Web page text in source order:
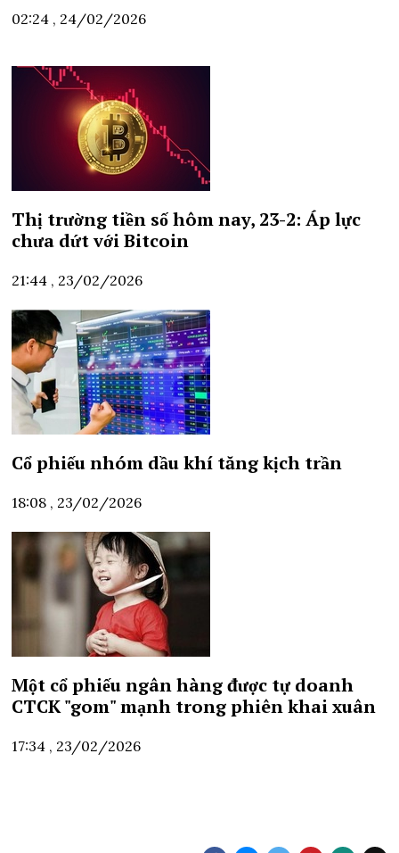
02:24 , 24/02/2026
Thị trường tiền số hôm nay, 23-2: Áp lực
chưa dứt với Bitcoin
21:44 , 23/02/2026
Cổ phiếu nhóm dầu khí tăng kịch trần
18:08 , 23/02/2026
Một cổ phiếu ngân hàng được tự doanh
CTCK "gom" mạnh trong phiên khai xuân
17:34 , 23/02/2026